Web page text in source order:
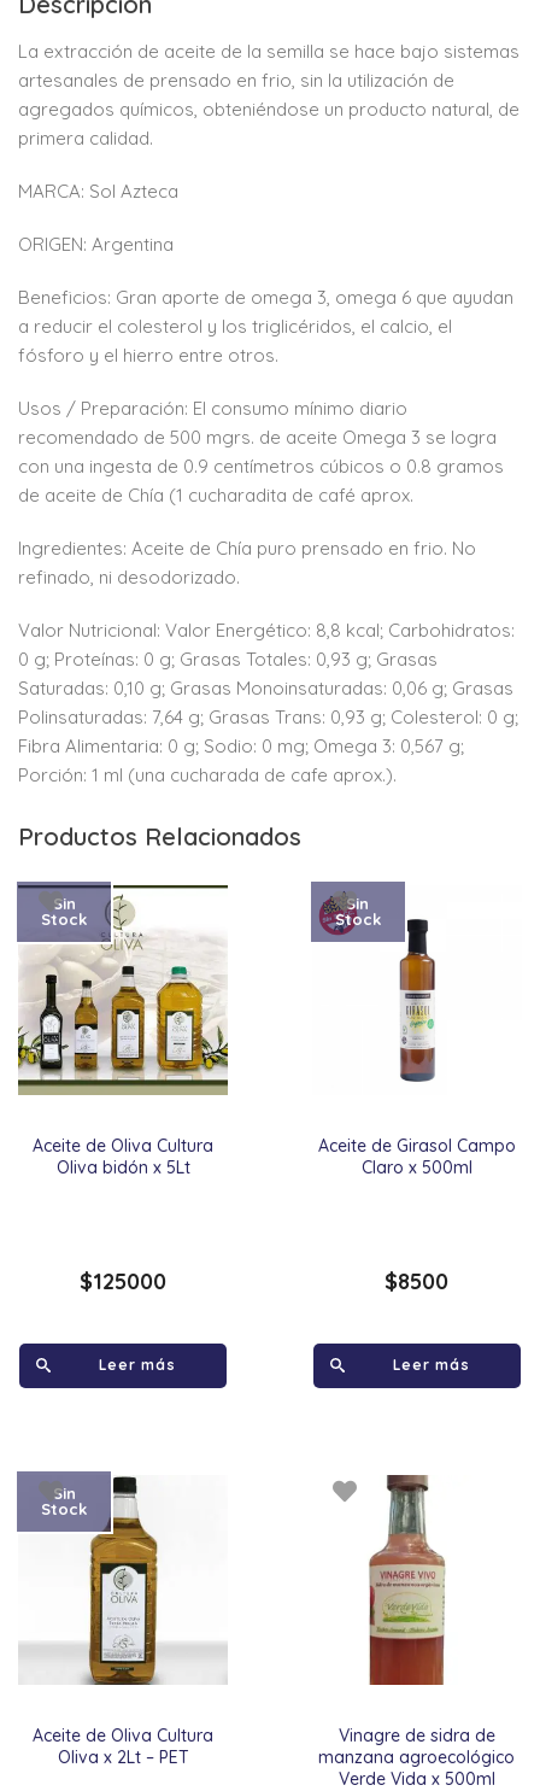
La extracción de aceite de la semilla se hace bajo sistemas
artesanales de prensado en frio, sin la utilización de
agregados químicos, obteniéndose un producto natural, de
primera calidad.
MARCA: Sol Azteca
ORIGEN: Argentina
Beneficios: Gran aporte de omega 3, omega 6 que ayudan
a reducir el colesterol y los triglicéridos, el calcio, el
fósforo y el hierro entre otros.
Usos / Preparación: El consumo mínimo diario
recomendado de 500 mgrs. de aceite Omega 3 se logra
con una ingesta de 0.9 centímetros cúbicos o 0.8 gramos
de aceite de Chía (1 cucharadita de café aprox.
Ingredientes: Aceite de Chía puro prensado en frio. No
refinado, ni desodorizado.
Valor Nutricional: Valor Energético: 8,8 kcal; Carbohidratos:
0 g; Proteínas: 0 g; Grasas Totales: 0,93 g; Grasas
Saturadas: 0,10 g; Grasas Monoinsaturadas: 0,06 g; Grasas
Polinsaturadas: 7,64 g; Grasas Trans: 0,93 g; Colesterol: 0 g;
Fibra Alimentaria: 0 g; Sodio: 0 mg; Omega 3: 0,567 g;
Porción: 1 ml (una cucharada de cafe aprox.).
Productos Relacionados
Aceite de Oliva Cultura
Oliva bidón x 5Lt
Sin
Stock
$125000
Leer más
Aceite de Girasol Campo
Claro x 500ml
Sin
Stock
$8500
Leer más
Aceite de Oliva Cultura
Oliva x 2Lt – PET
Sin
Stock
Vinagre de sidra de
manzana agroecológico
Verde Vida x 500ml